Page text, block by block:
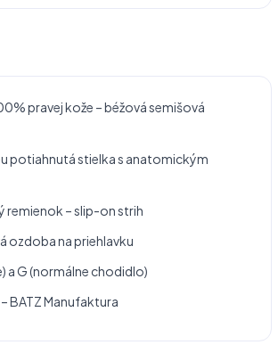
pravej kože – béžová semišová
potiahnutá stielka s anatomickým
remienok – slip-on strih
ozdoba na priehlavku
a G (normálne chodidlo)
BATZ Manufaktura